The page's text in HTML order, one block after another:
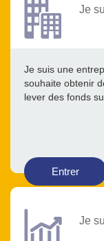
Je
Je suis une
souhaite obtenir
lever des fonds
Entrer
Je